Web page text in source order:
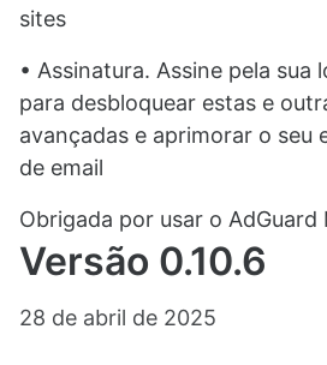
sites
• Assinatura. Assine pela sua
para desbloquear estas e
avançadas e aprimorar o seu
de email
Obrigada por usar o AdGuard
Versão 0.10.6
28 de abril de 2025